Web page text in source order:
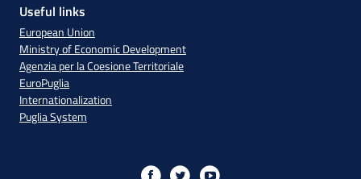
Useful links
European Union
Ministry of Economic Development
Agenzia per la Coesione Territoriale
EuroPuglia
Internationalization
Puglia System